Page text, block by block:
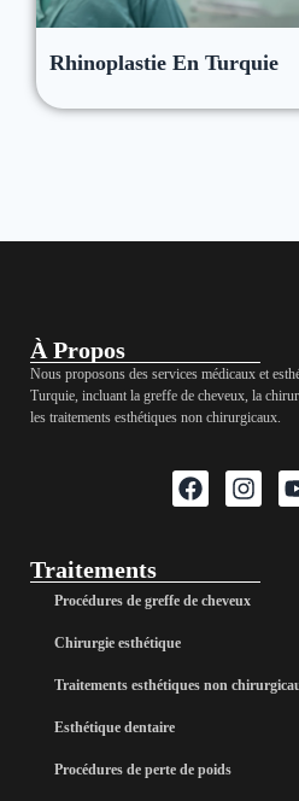
Rhinoplastie En Turquie
À Propos
Nous proposons des services médicaux et
Turquie, incluant la greffe de cheveux, la
les traitements esthétiques non chirurgicaux.
Traitements
Procédures de greffe de cheveux
Chirurgie esthétique
Traitements esthétiques non
Esthétique dentaire
Procédures de perte de poids